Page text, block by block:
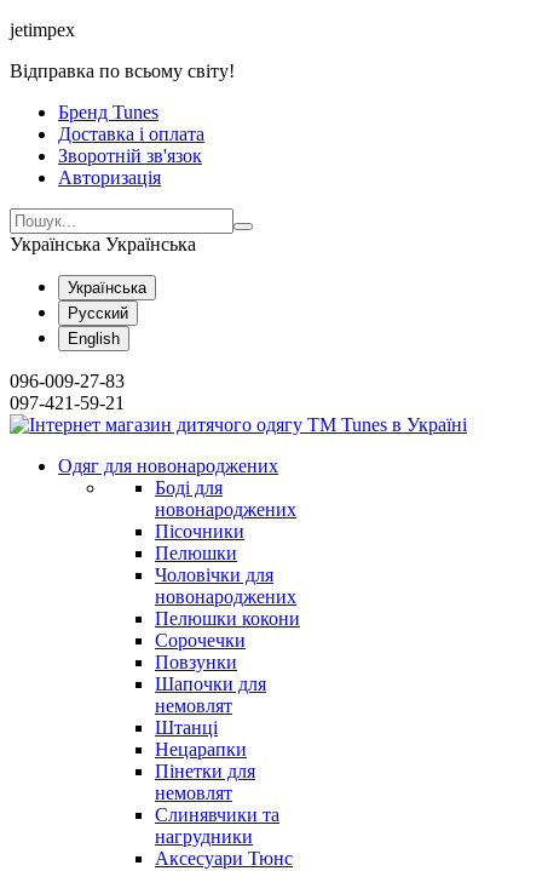
jetimpex
Відправка по всьому світу!
Бренд Tunes
Доставка і оплата
Зворотній зв'язок
Авторизація
Українська Українська
Українська
Русский
English
096-009-27-83
097-421-59-21
Одяг для новонароджених
Боді для
новонароджених
Пісочники
Пелюшки
Чоловічки для
новонароджених
Пелюшки кокони
Сорочечки
Повзунки
Шапочки для
немовлят
Штанці
Нецарапки
Пінетки для
немовлят
Слинявчики та
нагрудники
Аксесуари Тюнс